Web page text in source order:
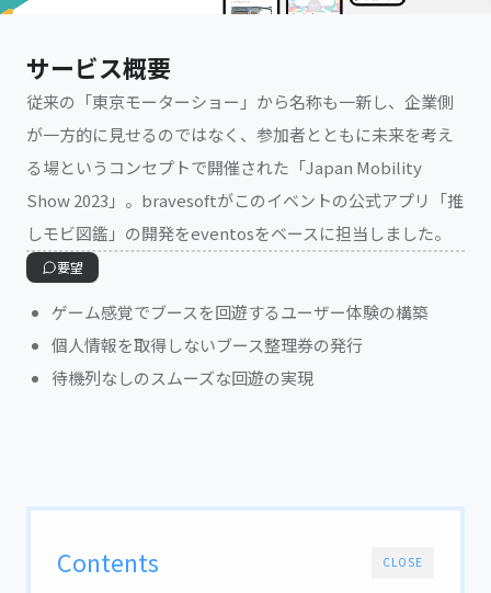
サービス概要
従来の「東京モーターショー」から名称も一新し、企業側
が一方的に見せるのではなく、参加者とともに未来を考え
る場というコンセプトで開催された「Japan Mobility
Show 2023」。bravesoftがこのイベントの公式アプリ「推
しモビ図鑑」の開発をeventosをベースに担当しました。
要望
ゲーム感覚でブースを回遊するユーザー体験の構築
個人情報を取得しないブース整理券の発行
待機列なしのスムーズな回遊の実現
CLOSE
Contents